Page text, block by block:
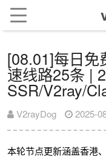
[08.01]每日免
速线路25条 |
SSR/V2ray/
V2rayDog 2025-
本轮节点更新涵盖香港